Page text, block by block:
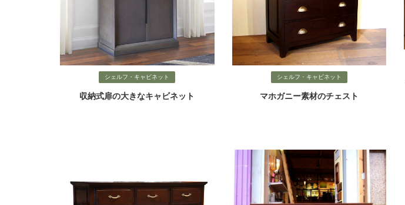
シェルフ・キャビネット
収納式扉の大きなキャビネット
シェルフ・キャビネット
マホガニー素材のチェスト